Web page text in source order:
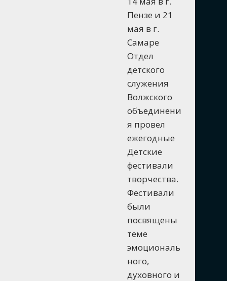
Пензе и 21
мая в г.
Самаре
Отдел
детского
служения
Волжского
объединени
я провел
ежегодные
Детские
фестивали
творчества.
Фестивали
были
посвящены
теме
эмоциональ
ного,
духовного и